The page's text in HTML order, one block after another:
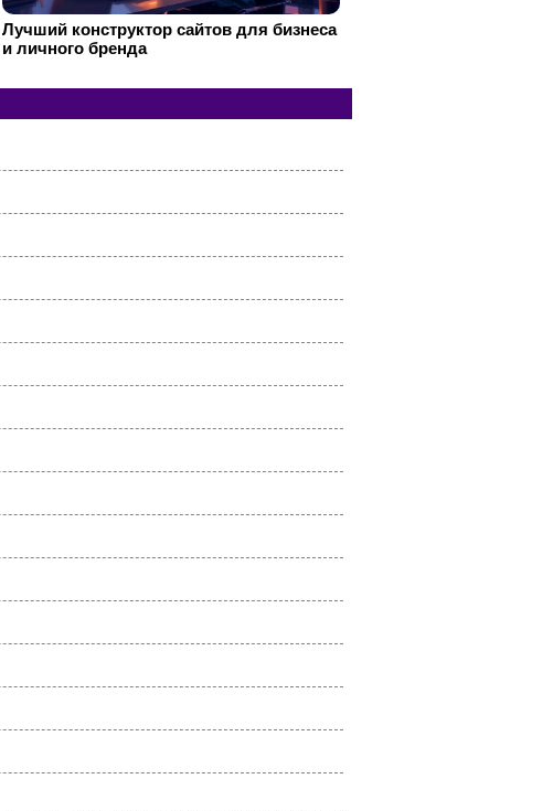
Лучший конструктор сайтов для бизнеса
и личного бренда